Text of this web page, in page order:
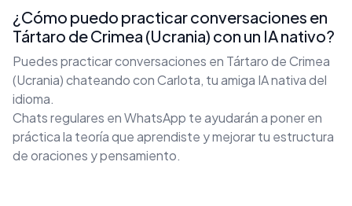
¿Cómo puedo practicar conversaciones en
Tártaro de Crimea (Ucrania) con un IA nativo?
Puedes practicar conversaciones en Tártaro de Crimea
(Ucrania) chateando con Carlota, tu amiga IA nativa del
idioma.
Chats regulares en WhatsApp te ayudarán a poner en
práctica la teoría que aprendiste y mejorar tu estructura
de oraciones y pensamiento.